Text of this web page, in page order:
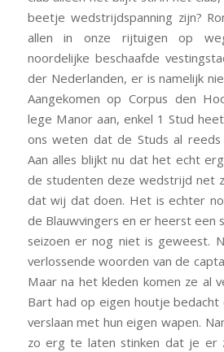
beetje wedstrijdspanning zijn?
allen in onze rijtuigen op
noordelijke beschaafde
der Nederlanden, er is namelijk
Aangekomen op Corpus den
lege Manor aan, enkel 1 Stud
ons weten dat de Studs al reeds
Aan alles blijkt nu dat het echt
de studenten deze wedstrijd net
dat wij dat doen. Het is echter
de Blauwvingers en er heerst een
seizoen er nog niet is geweest.
verlossende woorden van de
Maar na het kleden komen ze al
Bart had op eigen houtje
verslaan met hun eigen wapen.
zo erg te laten stinken dat je er